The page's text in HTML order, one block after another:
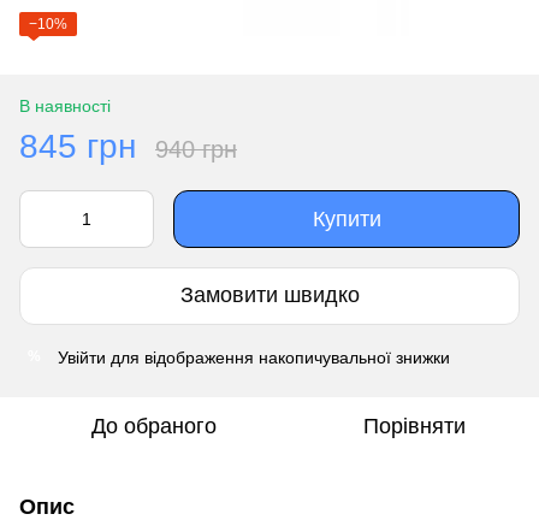
−10%
В наявності
845 грн 940 грн
Купити
Замовити швидко
Увійти для відображення накопичувальної знижки
До обраного Порівняти
Опис